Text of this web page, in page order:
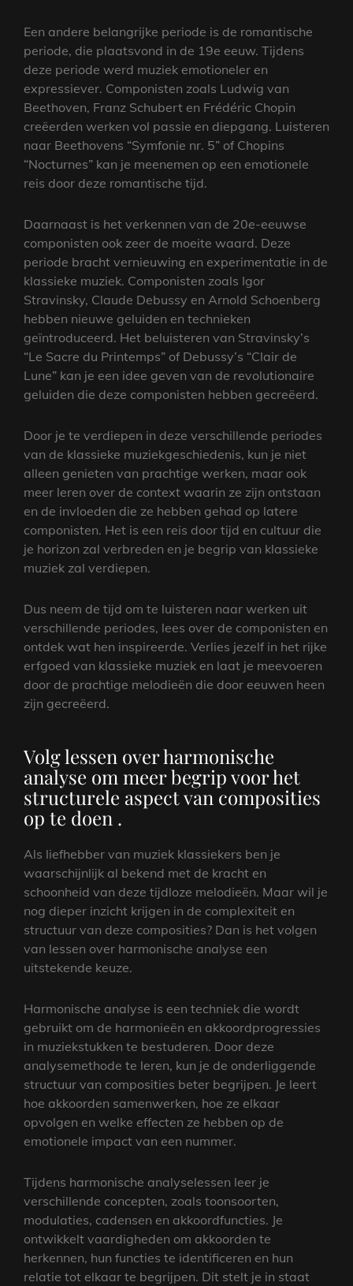
Een andere belangrijke periode is de romantische
periode, die plaatsvond in de 19e eeuw. Tijdens
deze periode werd muziek emotioneler en
expressiever. Componisten zoals Ludwig van
Beethoven, Franz Schubert en Frédéric Chopin
creëerden werken vol passie en diepgang. Luisteren
naar Beethovens “Symfonie nr. 5” of Chopins
“Nocturnes” kan je meenemen op een emotionele
reis door deze romantische tijd.
Daarnaast is het verkennen van de 20e-eeuwse
componisten ook zeer de moeite waard. Deze
periode bracht vernieuwing en experimentatie in de
klassieke muziek. Componisten zoals Igor
Stravinsky, Claude Debussy en Arnold Schoenberg
hebben nieuwe geluiden en technieken
geïntroduceerd. Het beluisteren van Stravinsky’s
“Le Sacre du Printemps” of Debussy’s “Clair de
Lune” kan je een idee geven van de revolutionaire
geluiden die deze componisten hebben gecreëerd.
Door je te verdiepen in deze verschillende periodes
van de klassieke muziekgeschiedenis, kun je niet
alleen genieten van prachtige werken, maar ook
meer leren over de context waarin ze zijn ontstaan
en de invloeden die ze hebben gehad op latere
componisten. Het is een reis door tijd en cultuur die
je horizon zal verbreden en je begrip van klassieke
muziek zal verdiepen.
Dus neem de tijd om te luisteren naar werken uit
verschillende periodes, lees over de componisten en
ontdek wat hen inspireerde. Verlies jezelf in het rijke
erfgoed van klassieke muziek en laat je meevoeren
door de prachtige melodieën die door eeuwen heen
zijn gecreëerd.
Volg lessen over harmonische
analyse om meer begrip voor het
structurele aspect van composities
op te doen .
Als liefhebber van muziek klassiekers ben je
waarschijnlijk al bekend met de kracht en
schoonheid van deze tijdloze melodieën. Maar wil je
nog dieper inzicht krijgen in de complexiteit en
structuur van deze composities? Dan is het volgen
van lessen over harmonische analyse een
uitstekende keuze.
Harmonische analyse is een techniek die wordt
gebruikt om de harmonieën en akkoordprogressies
in muziekstukken te bestuderen. Door deze
analysemethode te leren, kun je de onderliggende
structuur van composities beter begrijpen. Je leert
hoe akkoorden samenwerken, hoe ze elkaar
opvolgen en welke effecten ze hebben op de
emotionele impact van een nummer.
Tijdens harmonische analyselessen leer je
verschillende concepten, zoals toonsoorten,
modulaties, cadensen en akkoordfuncties. Je
ontwikkelt vaardigheden om akkoorden te
herkennen, hun functies te identificeren en hun
relatie tot elkaar te begrijpen. Dit stelt je in staat